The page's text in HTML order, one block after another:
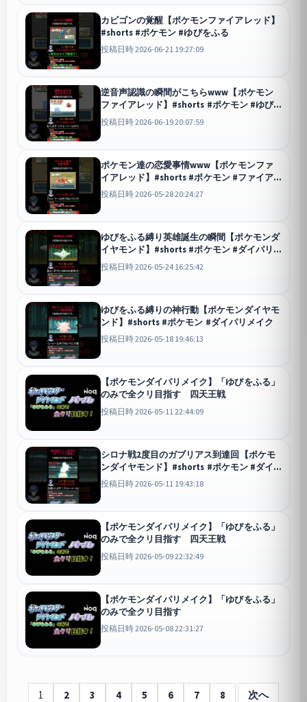
カビゴンの覚醒【ポケモンファイアレッド】
#shorts #ポケモン #ゆびをふる
投稿日時 2026-06-21 19:27:09
逆音声認識の瞬間がこちらwww【ポケモン
ファイアレッド】#shorts #ポケモン #ゆび
をふる
投稿日時 2026-06-19 20:07:59
ポケモン達の恋愛事情www【ポケモンファ
イアレッド】#shorts #ポケモン #ファイア
レッド
投稿日時 2026-05-28 20:24:27
ゆびをふる縛り英雄誕生の瞬間【ポケモンダ
イヤモンド】#shorts #ポケモン #ダイパリ
メイク
投稿日時 2026-05-24 16:25:42
ゆびをふる縛りの神行動【ポケモンダイヤモ
ンド】#shorts #ポケモン #ダイパリメイク
投稿日時 2026-05-18 19:46:13
【ポケモンダイパリメイク】「ゆびをふる」
のみで全クリ目指す 四天王戦
投稿日時 2026-05-11 22:44:09
シロナ戦2度目のガブリアス到達回【ポケモ
ンダイヤモンド】#shorts #ポケモン #ダイ
パリメイク
投稿日時 2026-05-11 19:43:18
【ポケモンダイパリメイク】「ゆびをふる」
のみで全クリ目指す 四天王戦
投稿日時 2026-05-09 22:32:49
【ポケモンダイパリメイク】「ゆびをふる」
のみで全クリ目指す
投稿日時 2026-05-08 22:31:27
1 2 3 4 5 6 7 8 次へ